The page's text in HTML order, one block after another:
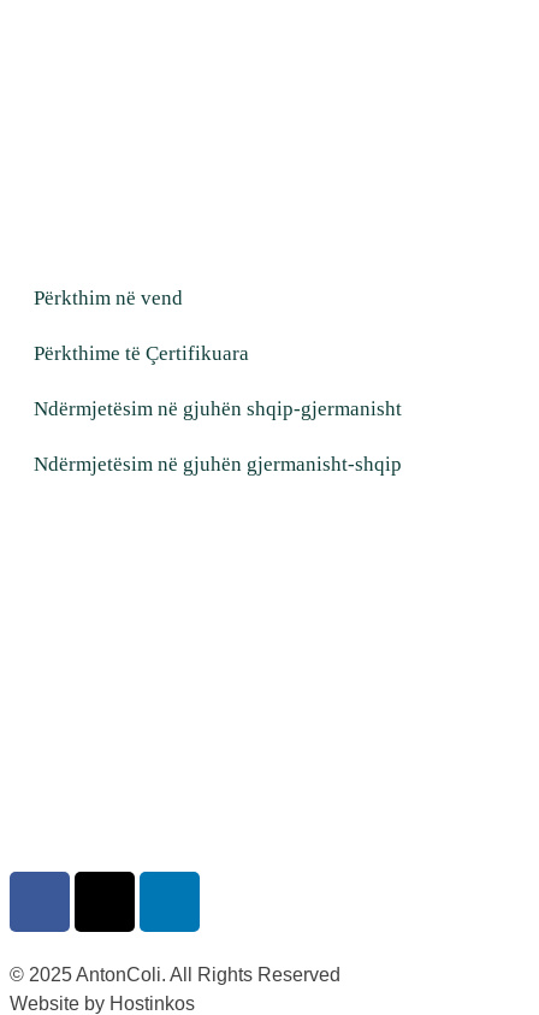
Përkthim në vend
Përkthime të Çertifikuara
Ndërmjetësim në gjuhën shqip-gjermanisht
Ndërmjetësim në gjuhën gjermanisht-shqip
© 2025 AntonColi. All Rights Reserved
Website by Hostinkos